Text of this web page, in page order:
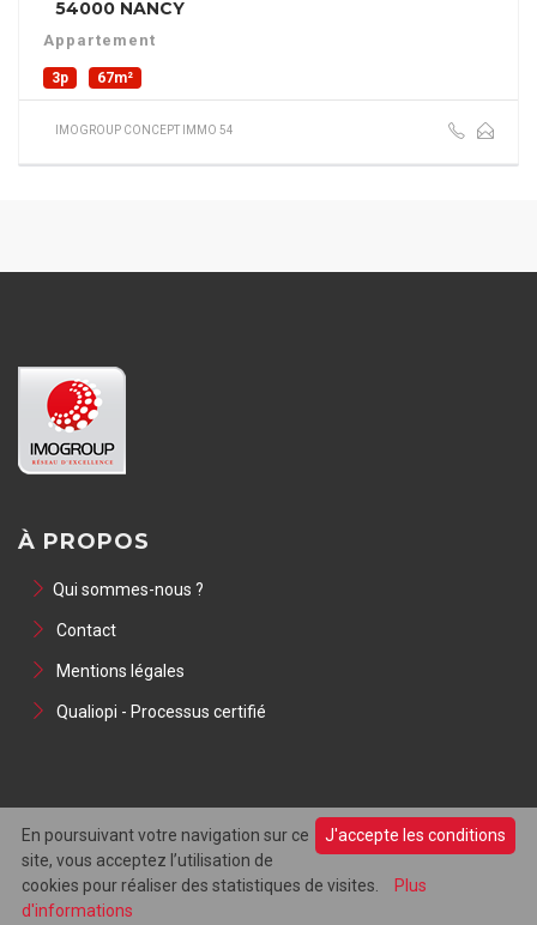
54000 NANCY
Appartement
3p 67m²
IMOGROUP CONCEPT IMMO 54
À PROPOS
Qui sommes-nous ?
Contact
Mentions légales
Qualiopi - Processus certifié
© 2026 Imogroup - SNIS
63 rue Pierre Charron - 75008 PARIS • 01 45 62 22 39
J'accepte les conditions
En poursuivant votre navigation sur ce
site, vous acceptez l’utilisation de
cookies pour réaliser des statistiques de visites.
Plus
d'informations